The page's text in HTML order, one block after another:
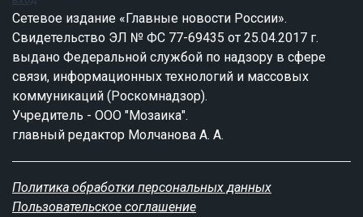
Сетевое издание «Главные новости России».
Свидетельство ЭЛ № ФС 77-69435 от 25.04.2017 г.
выдано Федеральной службой по надзору в сфере
связи, информационных технологий и массовых
коммуникаций (Роскомнадзор).
Учредитель - ООО "Мозаика".
главный редактор Молчанова А. А.
Политика обработки персональных данных
Пользовательское соглашение